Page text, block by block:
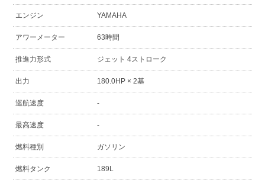
エンジン YAMAHA
アワーメーター 63時間
推進力形式 ジェット 4ストローク
出力 180.0HP × 2基
巡航速度 -
最高速度 -
燃料種別 ガソリン
燃料タンク 189L